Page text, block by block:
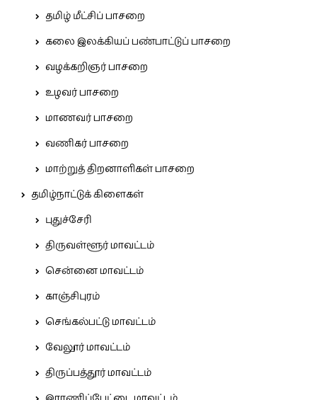
தமிழ் மீட்சிப் பாசறை
கலை இலக்கியப் பண்பாட்டுப் பாசறை
வழக்கறிஞர் பாசறை
உழவர் பாசறை
மாணவர் பாசறை
வணிகர் பாசறை
மாற்றுத் திறனாளிகள் பாசறை
தமிழ்நாட்டுக் கிளைகள்
புதுச்சேரி
திருவள்ளூர் மாவட்டம்
சென்னை மாவட்டம்
காஞ்சிபுரம்
செங்கல்பட்டு மாவட்டம்
வேலூர் மாவட்டம்
திருப்பத்தூர் மாவட்டம்